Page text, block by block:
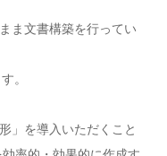
ま文書構築を行ってい
。
」を導入いただくこと